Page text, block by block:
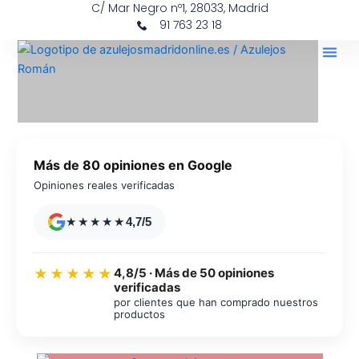
contenido
C/ Mar Negro nº1, 28033, Madrid
91 763 23 18
Más de 80 opiniones en Google
Opiniones reales verificadas
★★★★★4,7/5
★★★★★ 4,8/5 · Más de 50 opiniones
verificadas
por clientes que han comprado nuestros
productos